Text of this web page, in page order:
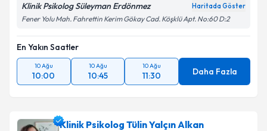
Klinik Psikolog Süleyman Erdönmez Haritada Göster
Fener Yolu Mah. Fahrettin Kerim Gökay Cad. Köşklü Apt. No:60 D:2
En Yakın Saatler
10 Ağu
10:00
10 Ağu
10:45
10 Ağu
11:30 Daha Fazla
Klinik Psikolog Tülin Yalçın Alkan